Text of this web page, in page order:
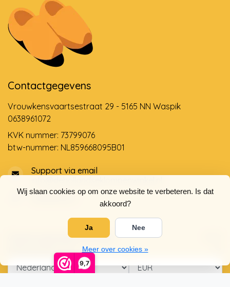
9,7
Wij slaan cookies op om onze website te verbeteren. Is dat
akkoord?
Ja Nee
Meer over cookies »
Contactgegevens
Vrouwkensvaartsestraat 29 - 5165 NN Waspik
0638961072
KVK nummer: 73799076
btw-nummer: NL859668095B01
Support via email
OpeningstijdenSocials
Klantenservice